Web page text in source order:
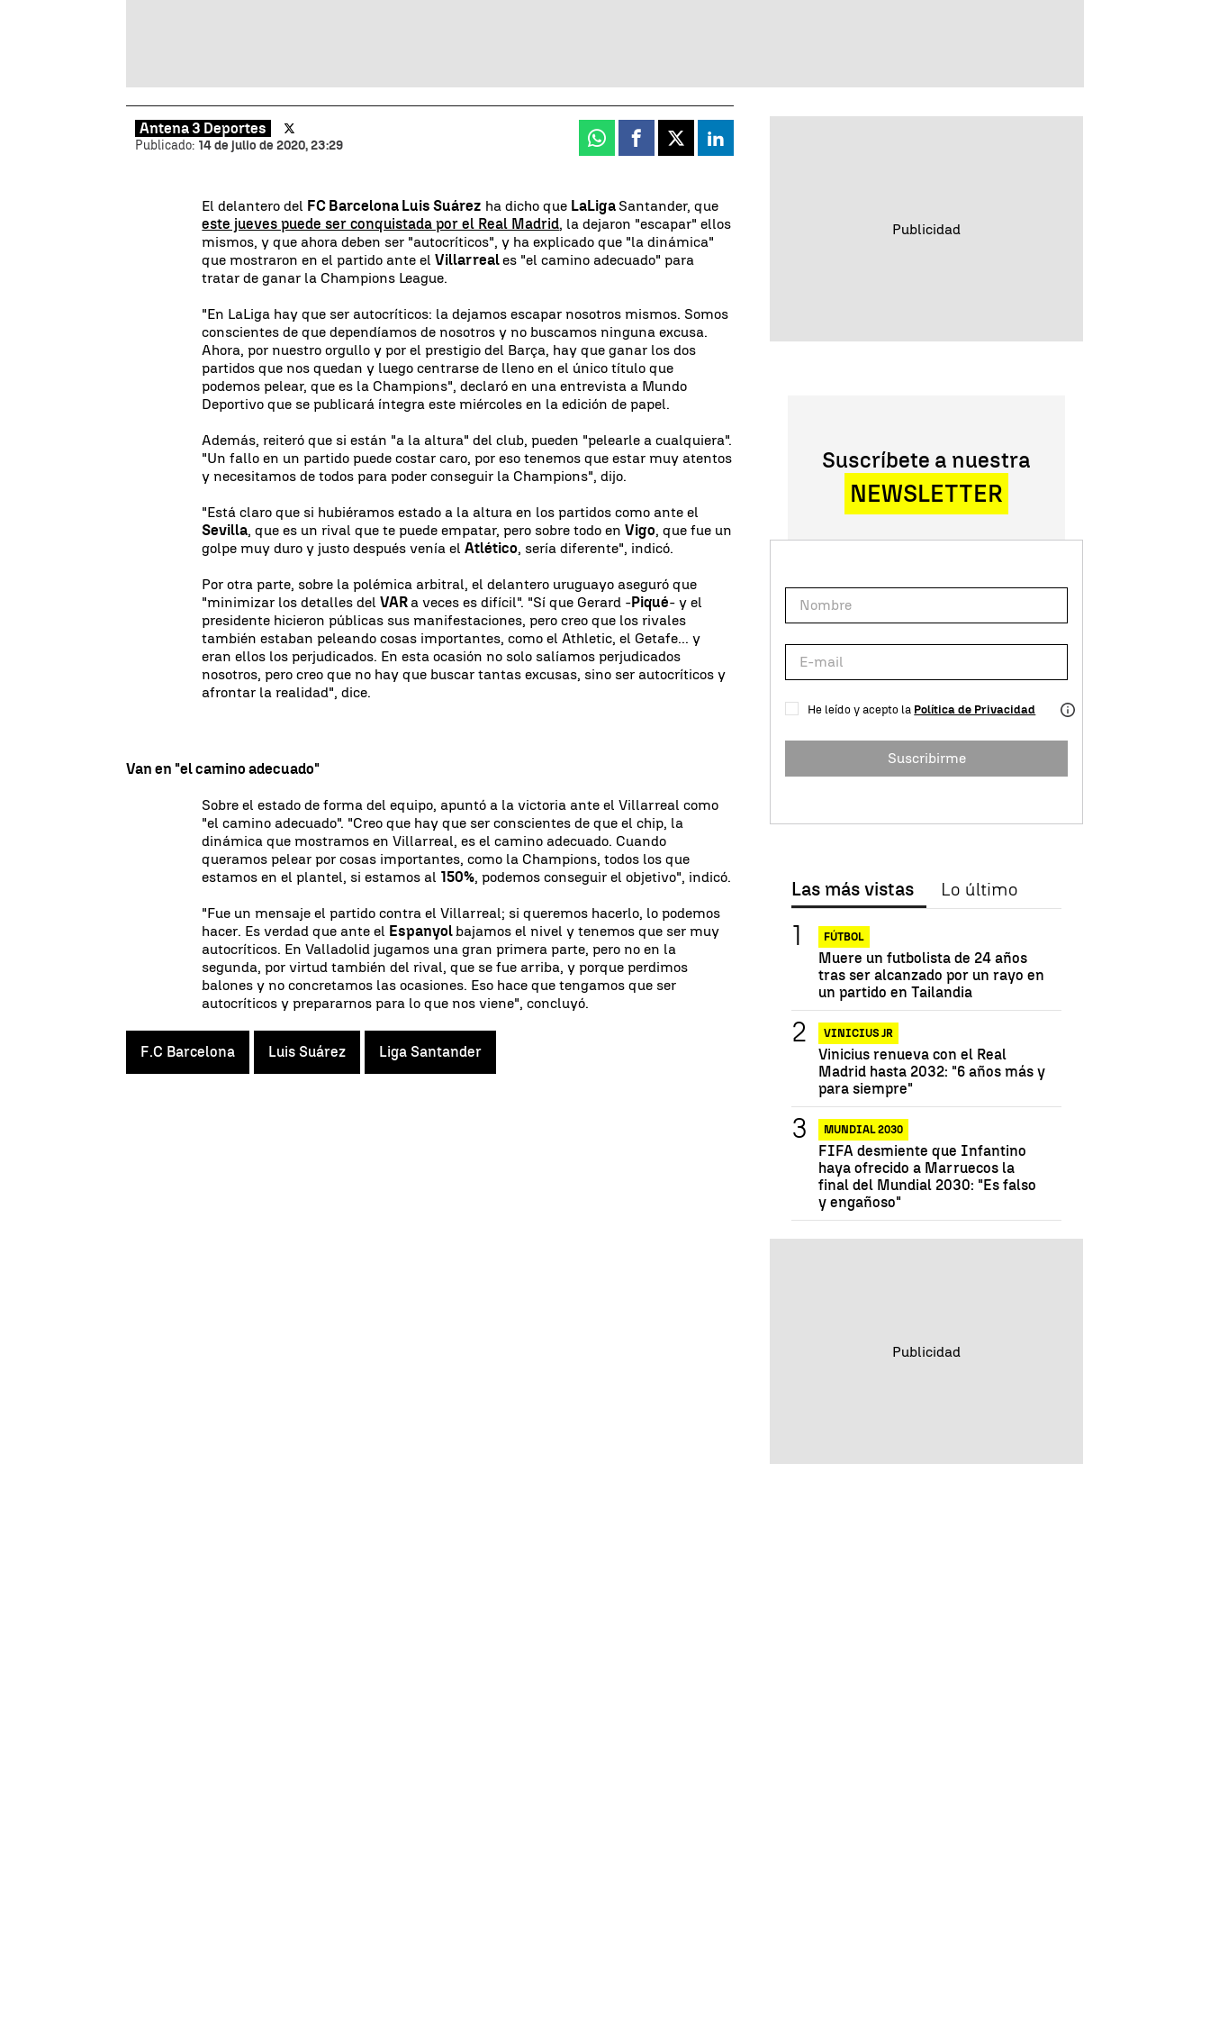
Antena 3 Deportes
Publicado: 14 de julio de 2020, 23:29 Whatsapp
Facebook
X Linkedin
El delantero del FC Barcelona Luis Suárez ha dicho que LaLiga Santander, que
este jueves puede ser conquistada por el Real Madrid, la dejaron "escapar" ellos
mismos, y que ahora deben ser "autocríticos", y ha explicado que "la dinámica"
que mostraron en el partido ante elVillarreales "el camino adecuado" para
tratar de ganar la Champions League.
"En LaLiga hay que ser autocríticos: la dejamos escapar nosotros mismos. Somos
conscientes de que dependíamos de nosotros y no buscamos ninguna excusa.
Ahora, por nuestro orgullo y por el prestigio del Barça, hay que ganar los dos
partidos que nos quedan y luego centrarse de lleno en el único título que
podemos pelear, que es la Champions", declaró en una entrevista a Mundo
Deportivo que se publicará íntegra este miércoles en la edición de papel.
Además, reiteró que si están "a la altura" del club, pueden "pelearle a cualquiera".
"Un fallo en un partido puede costar caro, por eso tenemos que estar muy atentos
y necesitamos de todos para poder conseguir la Champions", dijo.
"Está claro que si hubiéramos estado a la altura en los partidos como ante el
Sevilla, que es un rival que te puede empatar, pero sobre todo enVigo, que fue un
golpe muy duro y justo después venía elAtlético, sería diferente", indicó.
Por otra parte, sobre la polémica arbitral, el delantero uruguayo aseguró que
"minimizar los detalles delVAR a veces es difícil". "Sí que Gerard -Piqué- y el
presidente hicieron públicas sus manifestaciones, pero creo que los rivales
también estaban peleando cosas importantes, como el Athletic, el Getafe... y
eran ellos los perjudicados. En esta ocasión no solo salíamos perjudicados
nosotros, pero creo que no hay que buscar tantas excusas, sino ser autocríticos y
afrontar la realidad", dice.
Van en "el camino adecuado"
Sobre el estado de forma del equipo, apuntó a la victoria ante el Villarreal como
"el camino adecuado". "Creo que hay que ser conscientes de que el chip, la
dinámica que mostramos en Villarreal, es el camino adecuado. Cuando
queramos pelear por cosas importantes, como la Champions, todos los que
estamos en el plantel, si estamos al 150%, podemos conseguir el objetivo", indicó.
"Fue un mensaje el partido contra el Villarreal; si queremos hacerlo, lo podemos
hacer. Es verdad que ante el Espanyol bajamos el nivel y tenemos que ser muy
autocríticos. En Valladolid jugamos una gran primera parte, pero no en la
segunda, por virtud también del rival, que se fue arriba, y porque perdimos
balones y no concretamos las ocasiones. Eso hace que tengamos que ser
autocríticos y prepararnos para lo que nos viene", concluyó.
F.C Barcelona Luis Suárez Liga Santander
Suscríbete a nuestra
NEWSLETTER
He leído y acepto la Política de Privacidad
Suscribirme
Las más vistas Lo último
FÚTBOL
Muere un futbolista de 24 años
tras ser alcanzado por un rayo en
un partido en Tailandia
VINICIUS JR
Vinicius renueva con el Real
Madrid hasta 2032: "6 años más y
para siempre"
MUNDIAL 2030
FIFA desmiente que Infantino
haya ofrecido a Marruecos la
final del Mundial 2030: "Es falso
y engañoso"